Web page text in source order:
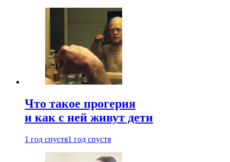
Что такое прогерия
и как с ней живут дети
1 год спустя1 год спустя